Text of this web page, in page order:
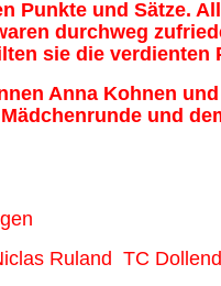
Punkte und Sätze.
durchweg
sie die verdienten
Anna Kohnen
und
Ruland
TC